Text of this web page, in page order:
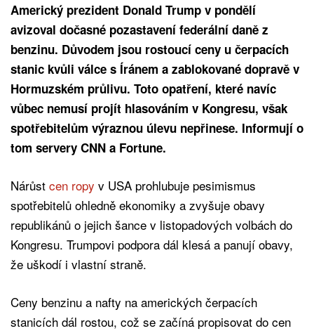
Americký prezident Donald Trump v pondělí
avizoval dočasné pozastavení federální daně z
benzinu. Důvodem jsou rostoucí ceny u čerpacích
stanic kvůli válce s Íránem a zablokované dopravě v
Hormuzském průlivu. Toto opatření, které navíc
vůbec nemusí projít hlasováním v Kongresu, však
spotřebitelům výraznou úlevu nepřinese. Informují o
tom servery CNN a Fortune.
Nárůst cen ropy v USA prohlubuje pesimismus
spotřebitelů ohledně ekonomiky a zvyšuje obavy
republikánů o jejich šance v listopadových volbách do
Kongresu. Trumpovi podpora dál klesá a panují obavy,
že uškodí i vlastní straně.
Ceny benzinu a nafty na amerických čerpacích
stanicích dál rostou, což se začíná propisovat do cen